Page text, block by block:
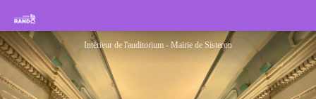
Rando Sisteron Buëch Baronnies Provençales
Intérieur de l'auditorium - Mairie de Sisteron